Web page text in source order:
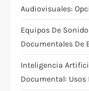
t
i
o
n
Audiovisuales:
Equipos De
Documentales De
Inteligencia
Documental: Usos